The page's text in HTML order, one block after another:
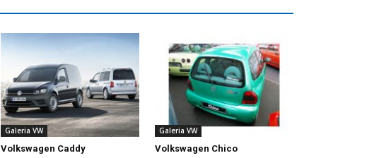
Galeria VW
Volkswagen Caddy
Galeria VW
Volkswagen Chico